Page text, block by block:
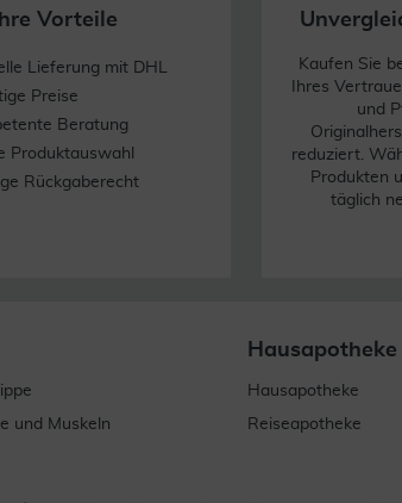
Ihre Vorteile
Lieferung mit DHL
Preise
Beratung
Produktauswahl
Rückgaberecht
Kaufen Sie
Ihres
und
reduziert.
Produkten
täglich
und Muskeln
Hausapotheke
Hausapotheke
Reiseapotheke